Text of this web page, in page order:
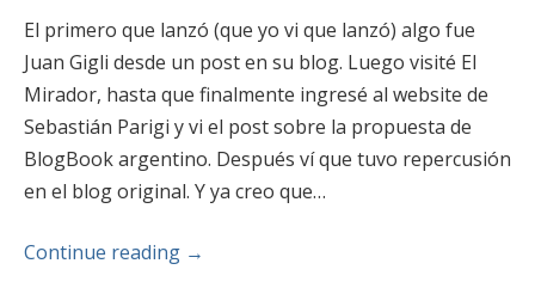
El primero que lanzó (que yo vi que lanzó) algo fue
Juan Gigli desde un post en su blog. Luego visité El
Mirador, hasta que finalmente ingresé al website de
Sebastián Parigi y vi el post sobre la propuesta de
BlogBook argentino. Después ví que tuvo repercusión
en el blog original. Y ya creo que…
Continue reading →